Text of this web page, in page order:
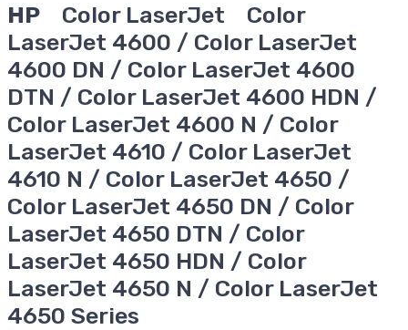
HP Color LaserJet Color
LaserJet 4600 / Color LaserJet
4600 DN / Color LaserJet 4600
DTN / Color LaserJet 4600 HDN /
Color LaserJet 4600 N / Color
LaserJet 4610 / Color LaserJet
4610 N / Color LaserJet 4650 /
Color LaserJet 4650 DN / Color
LaserJet 4650 DTN / Color
LaserJet 4650 HDN / Color
LaserJet 4650 N / Color LaserJet
4650 Series